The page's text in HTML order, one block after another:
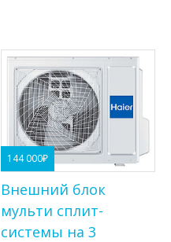
144 000₽
Внешний блок
мульти сплит-
системы на 3